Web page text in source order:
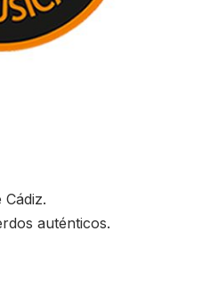
auténticos.